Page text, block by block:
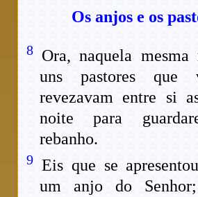
Os anjos e os
8 Ora, naquela mesma
uns pastores que
revezavam entre si
noite para
rebanho.
9 Eis que se
um anjo do